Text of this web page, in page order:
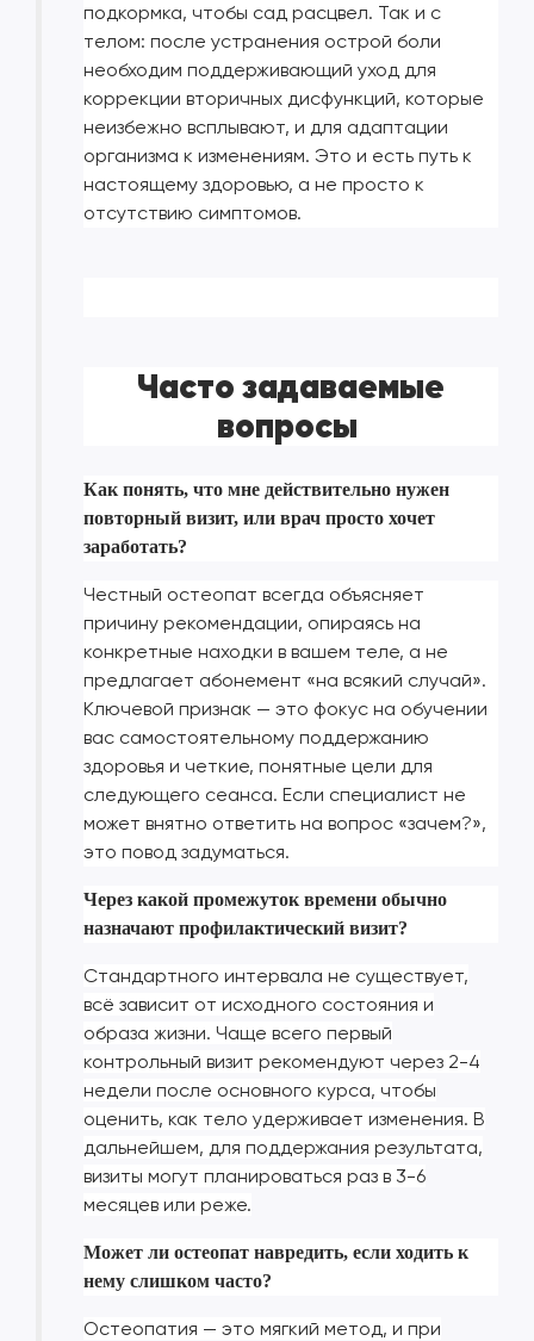
подкормка, чтобы сад расцвел. Так и с
телом: после устранения острой боли
необходим поддерживающий уход для
коррекции вторичных дисфункций, которые
неизбежно всплывают, и для адаптации
организма к изменениям. Это и есть путь к
настоящему здоровью, а не просто к
отсутствию симптомов.
Часто задаваемые
вопросы
Как понять, что мне действительно нужен
повторный визит, или врач просто хочет
заработать?
Честный остеопат всегда объясняет
причину рекомендации, опираясь на
конкретные находки в вашем теле, а не
предлагает абонемент «на всякий случай».
Ключевой признак — это фокус на обучении
вас самостоятельному поддержанию
здоровья и четкие, понятные цели для
следующего сеанса. Если специалист не
может внятно ответить на вопрос «зачем?»,
это повод задуматься.
Через какой промежуток времени обычно
назначают профилактический визит?
Стандартного интервала не существует,
всё зависит от исходного состояния и
образа жизни. Чаще всего первый
контрольный визит рекомендуют через 2-4
недели после основного курса, чтобы
оценить, как тело удерживает изменения. В
дальнейшем, для поддержания результата,
визиты могут планироваться раз в 3-6
месяцев или реже.
Может ли остеопат навредить, если ходить к
нему слишком часто?
Остеопатия — это мягкий метод, и при